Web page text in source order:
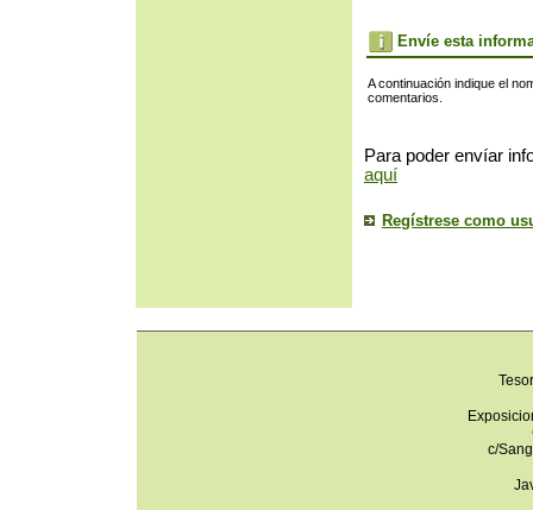
Envíe esta
A continuación indique el
comentarios.
Para poder envíar
aquí
Regístrese como
c/